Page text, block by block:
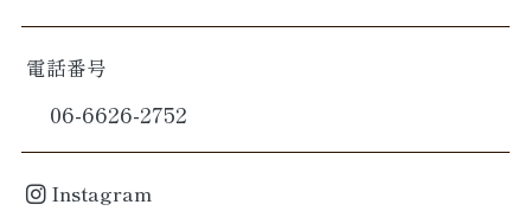
電話番号
06-6626-2752
Instagram